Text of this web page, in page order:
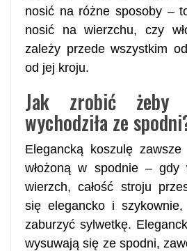
nosić na różne sposoby –
nosić na wierzchu, czy
zależy przede wszystkim
od jej kroju.
Jak zrobić żeby
wychodziła ze
Elegancką koszulę
włożoną w spodnie – gdy
wierzch, całość stroju
się elegancko i
zaburzyć sylwetkę.
wysuwają się ze spodni,